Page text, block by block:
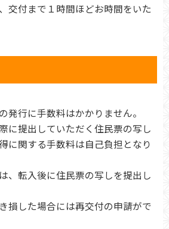
付まで１時間ほどお時間をいた
行に手数料はかかりません。
に提出していただく住民票の写し
に関する手数料は自己負担となり
、転入後に住民票の写しを提出し
損した場合には再交付の申請がで